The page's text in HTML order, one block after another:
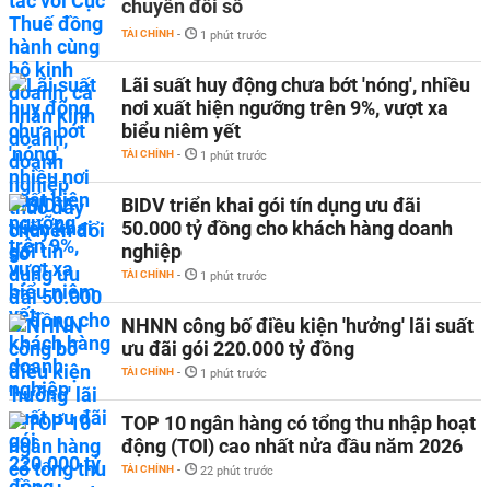
chuyển đổi số
TÀI CHÍNH - 1 phút trước
Lãi suất huy động chưa bớt 'nóng', nhiều
nơi xuất hiện ngưỡng trên 9%, vượt xa
biểu niêm yết
TÀI CHÍNH - 1 phút trước
BIDV triển khai gói tín dụng ưu đãi
50.000 tỷ đồng cho khách hàng doanh
nghiệp
TÀI CHÍNH - 1 phút trước
NHNN công bố điều kiện 'hưởng' lãi suất
ưu đãi gói 220.000 tỷ đồng
TÀI CHÍNH - 1 phút trước
TOP 10 ngân hàng có tổng thu nhập hoạt
động (TOI) cao nhất nửa đầu năm 2026
TÀI CHÍNH - 22 phút trước